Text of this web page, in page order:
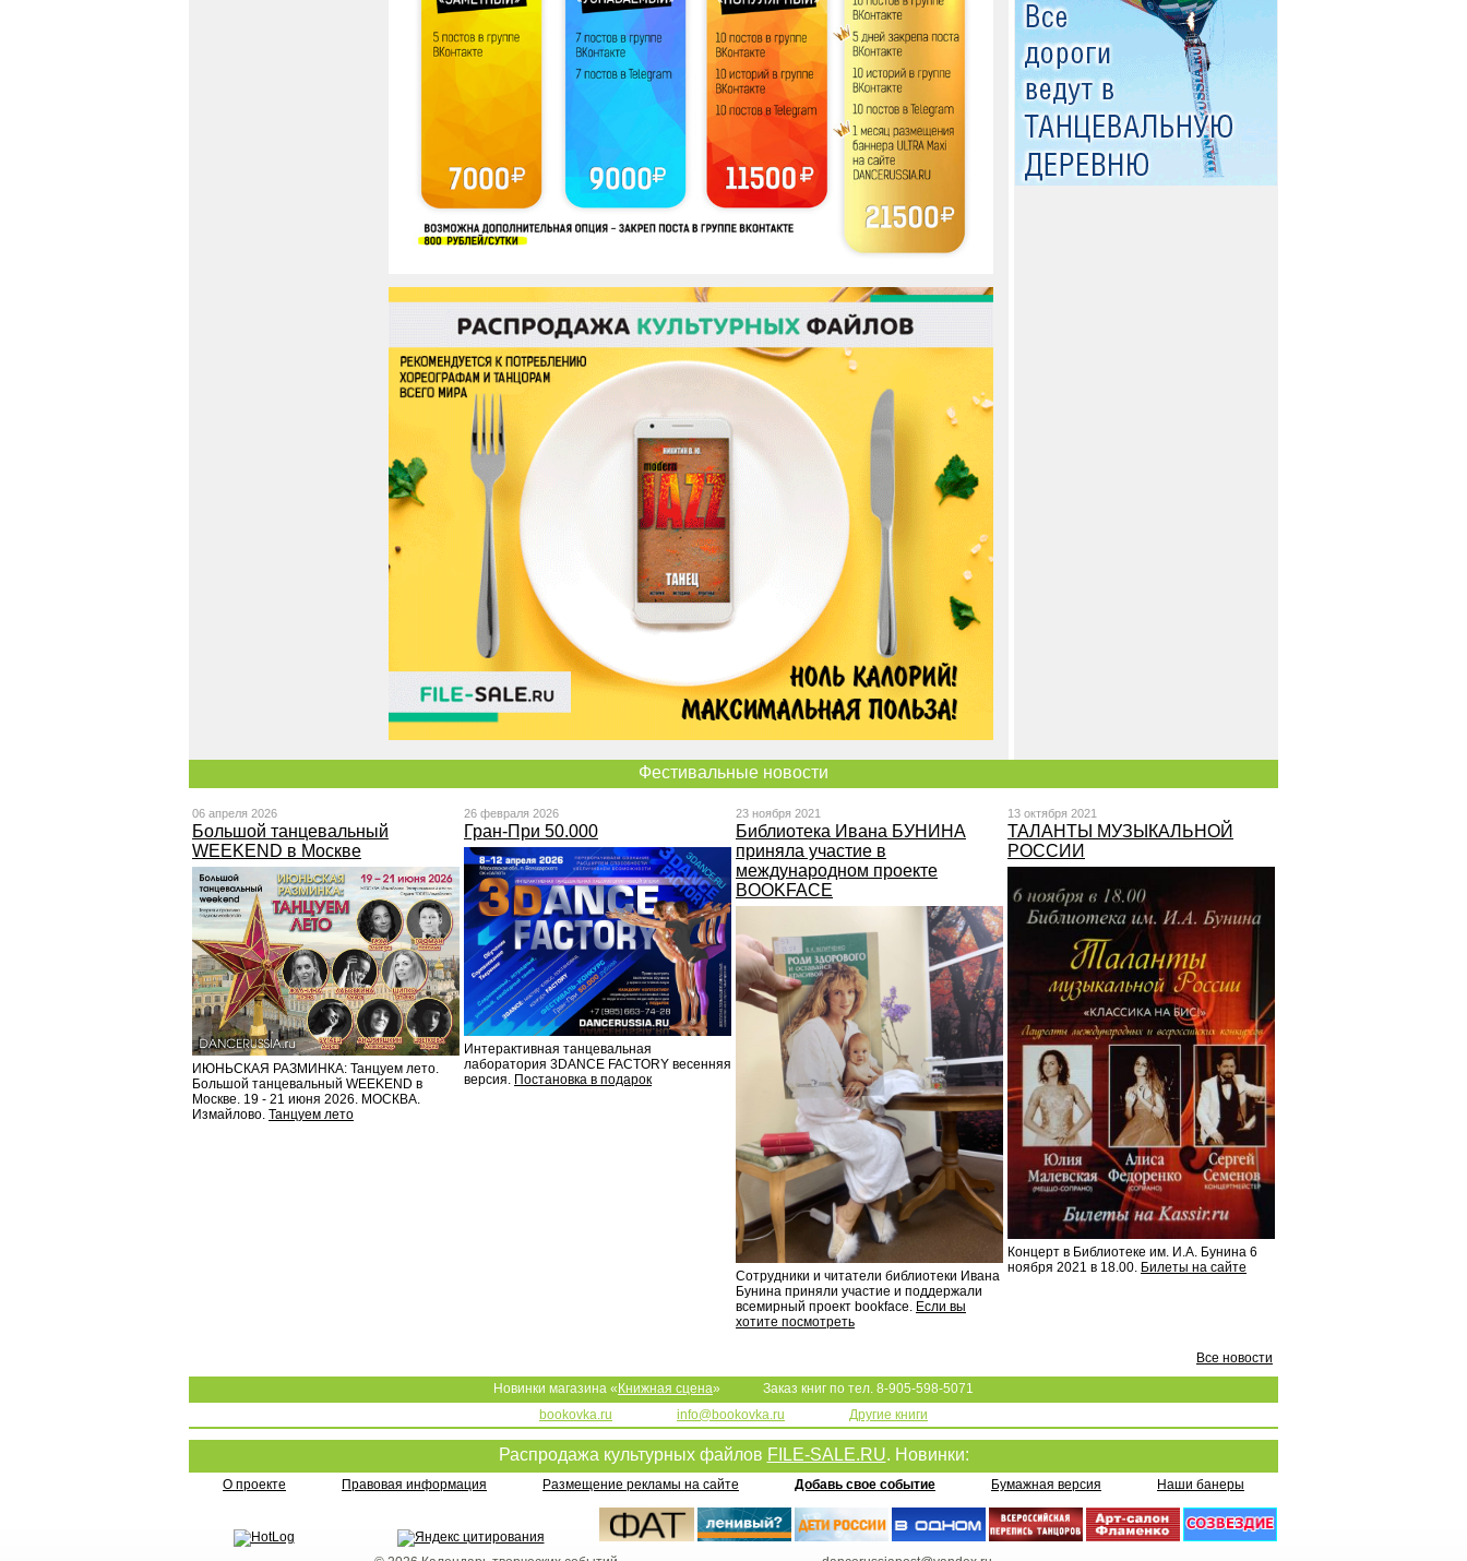
Фестивальные новости
06 апреля 2026
Большой танцевальный
WEEKEND в Москве
ИЮНЬСКАЯ РАЗМИНКА: Танцуем лето.
Большой танцевальный WEEKEND в
Москве. 19 - 21 июня 2026. МОСКВА.
Измайлово. Танцуем лето
26 февраля 2026
Гран-При 50.000
Интерактивная танцевальная
лаборатория 3DANCE FACTORY весенняя
версия. Постановка в подарок
23 ноября 2021
Библиотека Ивана БУНИНА
приняла участие в
международном проекте
BOOKFACE
Сотрудники и читатели библиотеки Ивана
Бунина приняли участие и поддержали
всемирный проект bookface. Если вы
хотите посмотреть
13 октября 2021
ТАЛАНТЫ МУЗЫКАЛЬНОЙ
РОССИИ
Концерт в Библиотеке им. И.А. Бунина 6
ноября 2021 в 18.00. Билеты на сайте
Все новости
Новинки магазина « Книжная сцена»
Заказ книг по тел. 8-905-598-5071
bookovka.ru
info@bookovka.ru Другие книги
Распродажа культурных файлов FILE-SALE.RU. Новинки:
О проекте Правовая информация Размещение рекламы на сайте Добавь свое событие Бумажная версия Наши банеры